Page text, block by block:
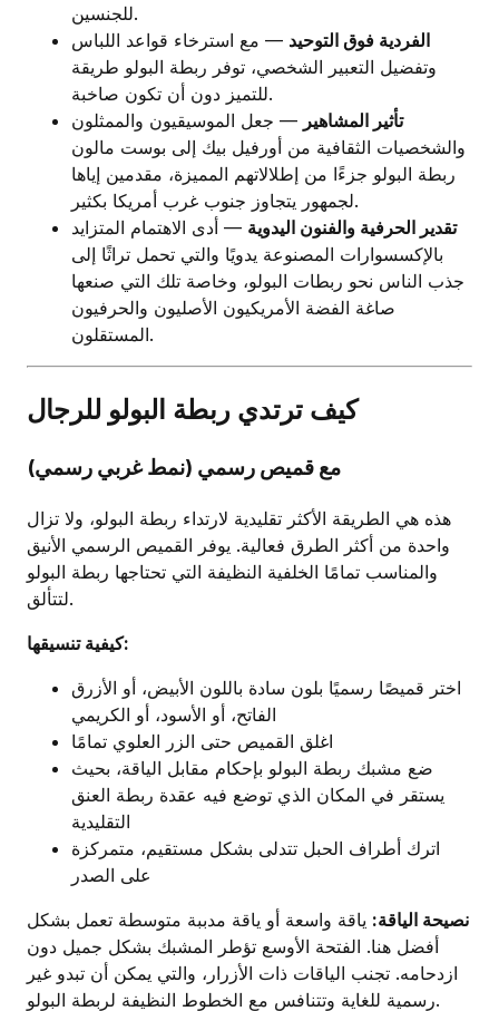
للجنسين.
الفردية فوق التوحيد — مع استرخاء قواعد اللباس
وتفضيل التعبير الشخصي، توفر ربطة البولو طريقة
للتميز دون أن تكون صاخبة.
تأثير المشاهير — جعل الموسيقيون والممثلون
والشخصيات الثقافية من أورفيل بيك إلى بوست مالون
ربطة البولو جزءًا من إطلالاتهم المميزة، مقدمين إياها
لجمهور يتجاوز جنوب غرب أمريكا بكثير.
تقدير الحرفية والفنون اليدوية — أدى الاهتمام المتزايد
بالإكسسوارات المصنوعة يدويًا والتي تحمل تراثًا إلى
جذب الناس نحو ربطات البولو، وخاصة تلك التي صنعها
صاغة الفضة الأمريكيون الأصليون والحرفيون
المستقلون.
كيف ترتدي ربطة البولو للرجال
مع قميص رسمي (نمط غربي رسمي)
هذه هي الطريقة الأكثر تقليدية لارتداء ربطة البولو، ولا تزال
واحدة من أكثر الطرق فعالية. يوفر القميص الرسمي الأنيق
والمناسب تمامًا الخلفية النظيفة التي تحتاجها ربطة البولو
لتتألق.
كيفية تنسيقها:
اختر قميصًا رسميًا بلون سادة باللون الأبيض، أو الأزرق
الفاتح، أو الأسود، أو الكريمي
اغلق القميص حتى الزر العلوي تمامًا
ضع مشبك ربطة البولو بإحكام مقابل الياقة، بحيث
يستقر في المكان الذي توضع فيه عقدة ربطة العنق
التقليدية
اترك أطراف الحبل تتدلى بشكل مستقيم، متمركزة
على الصدر
نصيحة الياقة: ياقة واسعة أو ياقة مدببة متوسطة تعمل بشكل
أفضل هنا. الفتحة الأوسع تؤطر المشبك بشكل جميل دون
ازدحامه. تجنب الياقات ذات الأزرار، والتي يمكن أن تبدو غير
رسمية للغاية وتتنافس مع الخطوط النظيفة لربطة البولو.